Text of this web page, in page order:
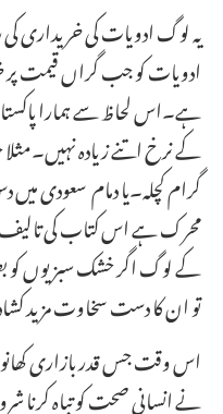
یہ لوگ ادویات کی خریداری
ادویات کو جب گراں قیمت پر
ہے۔اس لحاظ سے ہمارا
کے نرخ اتنے زیادہ نہیں۔مثلا
گرام کچلہ۔یا دمام سعودی
محرک ہے اس کتاب کی تالیف
کے لوگ اگر خشک سبزیوں کو
تو ان کا دست سخاوت مزید
اس وقت جس قدر بازاری
نے انسانی صحت کو تباہ کرنا